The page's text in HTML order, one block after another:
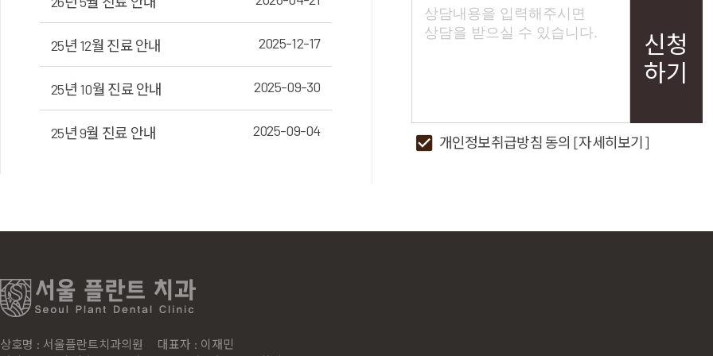
25년 12월 진료 안내 2025-12-17
25년 10월 진료 안내 2025-09-30
25년 9월 진료 안내 2025-09-04
신청
하기
개인정보취급방침 동의[자세히보기]
상호명 : 서울플란트치과의원
대표자 : 이재민